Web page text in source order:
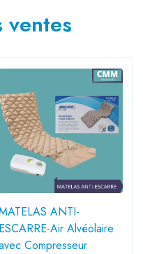
ventes
ANTI-
ESCARRE-Air Alvéolaire
Compresseur